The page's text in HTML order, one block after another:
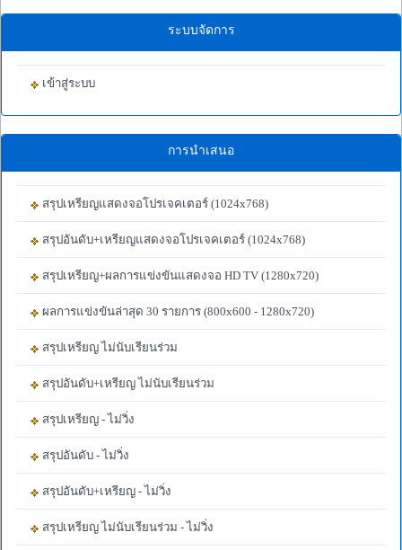
ระบบจัดการ
เข้าสู่ระบบ
การนำเสนอ
สรุปเหรียญแสดงจอโปรเจคเตอร์ (1024x768)
สรุปอันดับ+เหรียญแสดงจอโปรเจคเตอร์ (1024x768)
สรุปเหรียญ+ผลการแข่งขันแสดงจอ HD TV (1280x720)
ผลการแข่งขันล่าสุด 30 รายการ (800x600 - 1280x720)
สรุปเหรียญ ไม่นับเรียนร่วม
สรุปอันดับ+เหรียญ ไม่นับเรียนร่วม
สรุปเหรียญ - ไม่วิ่ง
สรุปอันดับ - ไม่วิ่ง
สรุปอันดับ+เหรียญ - ไม่วิ่ง
สรุปเหรียญ ไม่นับเรียนร่วม - ไม่วิ่ง